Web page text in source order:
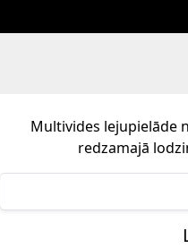
Multivides lejupielāde
redzamajā